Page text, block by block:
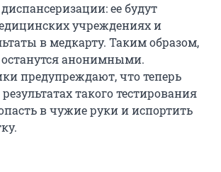
ее будут
учреждениях и
в медкарту. Таким образом,
анонимными.
предупреждают, что теперь
такого тестирования
в чужие руки и испортить